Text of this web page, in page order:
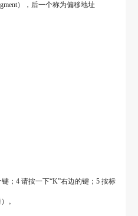
），后一个称为偏移地址
；4 请按一下“K”右边的键；5 按标
。